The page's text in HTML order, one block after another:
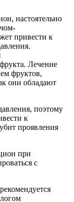
настоятельно
привести к
Лечение
фруктов,
они обладают
поэтому
к
проявления
при
с